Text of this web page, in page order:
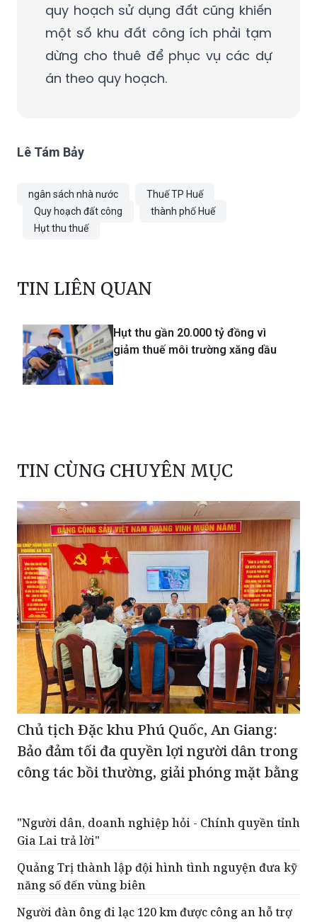
quy hoạch sử dụng đất cũng khiến
một số khu đất công ích phải tạm
dừng cho thuê để phục vụ các dự
án theo quy hoạch.
Lê Tám Bảy
ngân sách nhà nước
Thuế TP Huế
Quy hoạch đất công
thành phố Huế
Hụt thu thuế
TIN LIÊN QUAN
Hụt thu gần 20.000 tỷ đồng vì
giảm thuế môi trường xăng dầu
TIN CÙNG CHUYÊN MỤC
Chủ tịch Đặc khu Phú Quốc, An Giang:
Bảo đảm tối đa quyền lợi người dân trong
công tác bồi thường, giải phóng mặt bằng
"Người dân, doanh nghiệp hỏi - Chính quyền tỉnh
Gia Lai trả lời"
Quảng Trị thành lập đội hình tình nguyện đưa kỹ
năng số đến vùng biên
Người đàn ông đi lạc 120 km được công an hỗ trợ